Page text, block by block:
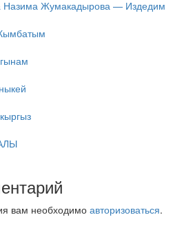
Назима Жумакадырова — Издедим
вам необходимо авторизоваться.